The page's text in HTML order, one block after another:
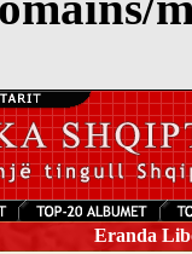
Eranda